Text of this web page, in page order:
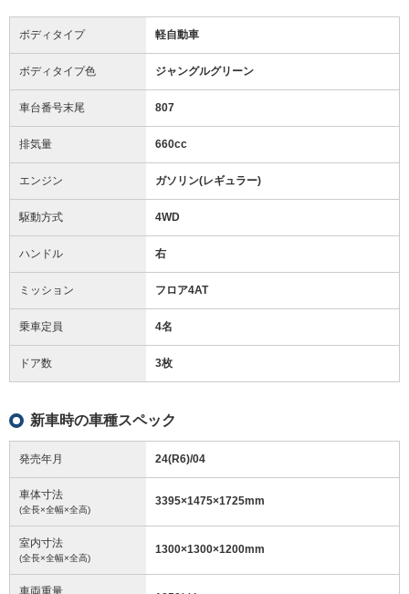
ボディタイプ 軽自動車
ボディタイプ色 ジャングルグリーン
車台番号末尾 807
排気量 660cc
エンジン ガソリン(レギュラー)
駆動方式 4WD
ハンドル 右
ミッション フロア4AT
乗車定員 4名
ドア数 3枚
新車時の車種スペック
発売年月 24(R6)/04
車体寸法
(全長×全幅×全高)
3395×1475×1725mm
室内寸法
(全長×全幅×全高)
1300×1300×1200mm
車両重量